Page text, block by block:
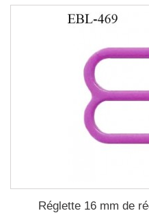
Réglette 16 mm de